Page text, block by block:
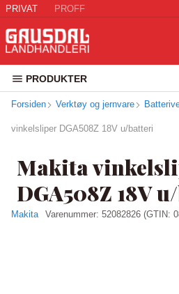
PRIVAT PROFF
PRODUKTER
Forsiden Verktøy og jernvare
vinkelsliper DGA508Z 18V u/batteri
Makita
DGA508Z 18V
Makita Varenummer: 52082826 (GTIN: